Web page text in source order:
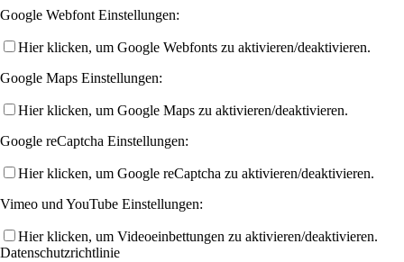
Google Webfont Einstellungen:
Hier klicken, um Google Webfonts zu aktivieren/deaktivieren.
Google Maps Einstellungen:
Hier klicken, um Google Maps zu aktivieren/deaktivieren.
Google reCaptcha Einstellungen:
Hier klicken, um Google reCaptcha zu aktivieren/deaktivieren.
Vimeo und YouTube Einstellungen:
Hier klicken, um Videoeinbettungen zu aktivieren/deaktivieren.
Datenschutzrichtlinie